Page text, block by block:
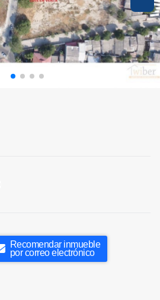
Recomendar inmueble
por correo electrónico